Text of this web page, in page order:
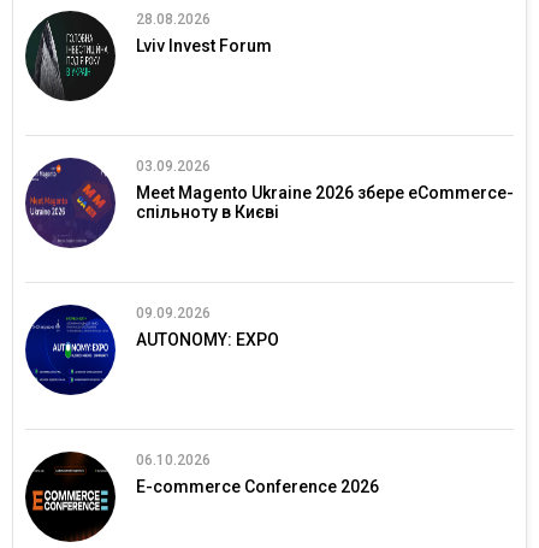
28.08.2026
Lviv Invest Forum
03.09.2026
Meet Magento Ukraine 2026 збере eCommerce-
спільноту в Києві
09.09.2026
AUTONOMY: EXPO
06.10.2026
E-commerce Conference 2026